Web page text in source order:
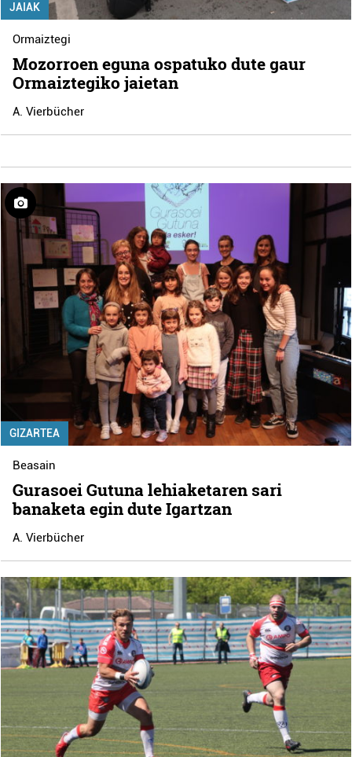
JAIAK
Ormaiztegi
Mozorroen eguna ospatuko dute gaur
Ormaiztegiko jaietan
A. Vierbücher
GIZARTEA
Beasain
Gurasoei Gutuna lehiaketaren sari
banaketa egin dute Igartzan
A. Vierbücher